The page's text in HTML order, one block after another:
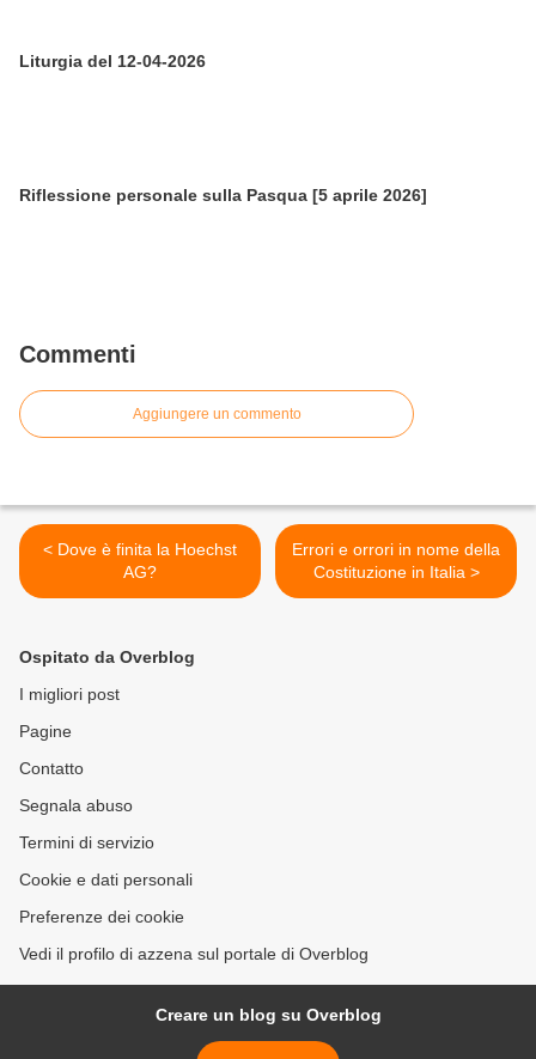
Liturgia del 12-04-2026
Riflessione personale sulla Pasqua [5 aprile 2026]
Commenti
Aggiungere un commento
< Dove è finita la Hoechst
AG?
Errori e orrori in nome della
Costituzione in Italia >
Ospitato da Overblog
I migliori post
Pagine
Contatto
Segnala abuso
Termini di servizio
Cookie e dati personali
Preferenze dei cookie
Vedi il profilo di azzena sul portale di Overblog
Creare un blog su Overblog